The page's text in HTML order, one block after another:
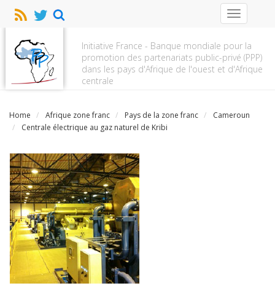
Initiative France - Banque mondiale pour la
promotion des partenariats public-privé (PPP)
dans les pays d'Afrique de l'ouest et d'Afrique
centrale
Toggle
navigation
Home Afrique zone franc Pays de la zone franc
Cameroun
Centrale électrique au gaz naturel de Kribi